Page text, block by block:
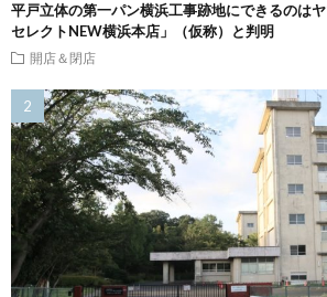
平戸立体の第一パン横浜工事跡地にできるのは
セレクトNEW横浜本店」（仮称）と判明
開店＆閉店